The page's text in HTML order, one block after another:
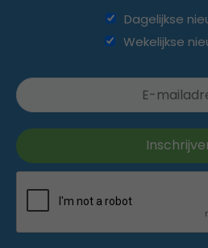
Dagelijkse
Wekelijkse